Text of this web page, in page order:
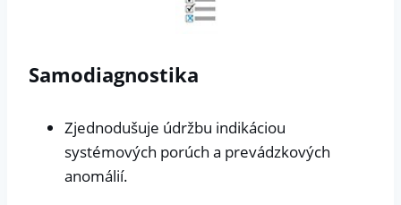
Samodiagnostika
Zjednodušuje údržbu indikáciou
systémových porúch a prevádzkových
anomálií.